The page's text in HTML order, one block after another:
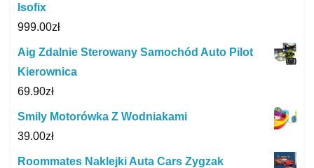
Isofix
999.00zł
Aig Zdalnie Sterowany Samochód Auto Pilot
Kierownica
69.90zł
Smily Motorówka Z Wodniakami
39.00zł
Roommates Naklejki Auta Cars Zygzak